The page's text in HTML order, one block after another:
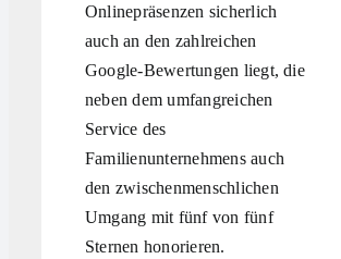
Onlinepräsenzen sicherlich
auch an den zahlreichen
Google-Bewertungen liegt, die
neben dem umfangreichen
Service des
Familienunternehmens auch
den zwischenmenschlichen
Umgang mit fünf von fünf
Sternen honorieren.